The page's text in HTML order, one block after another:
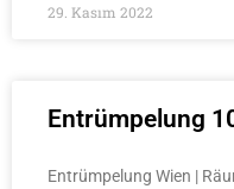
29. Kasım 2022
Entrümpelung
Entrümpelung Wien |